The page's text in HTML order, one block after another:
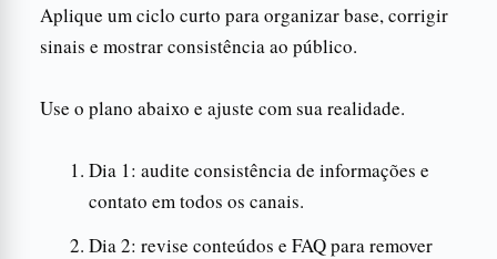
Aplique um ciclo curto para organizar base, corrigir
sinais e mostrar consistência ao público.
Use o plano abaixo e ajuste com sua realidade.
Dia 1: audite consistência de informações e
contato em todos os canais.
Dia 2: revise conteúdos e FAQ para remover